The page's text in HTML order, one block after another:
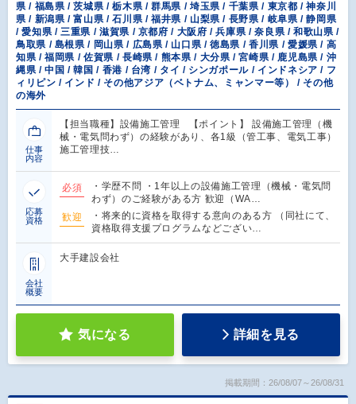
県 / 福島県 / 茨城県 / 栃木県 / 群馬県 / 埼玉県 / 千葉県 / 東京都 / 神奈川
県 / 新潟県 / 富山県 / 石川県 / 福井県 / 山梨県 / 長野県 / 岐阜県 / 静岡県
/ 愛知県 / 三重県 / 滋賀県 / 京都府 / 大阪府 / 兵庫県 / 奈良県 / 和歌山県 /
鳥取県 / 島根県 / 岡山県 / 広島県 / 山口県 / 徳島県 / 香川県 / 愛媛県 / 高
知県 / 福岡県 / 佐賀県 / 長崎県 / 熊本県 / 大分県 / 宮崎県 / 鹿児島県 / 沖
縄県 / 中国 / 韓国 / 香港 / 台湾 / タイ / シンガポール / インドネシア / フ
ィリピン / インド / その他アジア（ベトナム、ミャンマー等） / その他
の海外
仕事
内容
【担当職種】設備施工管理 【ポイント】 設備施工管理（機
械・電気問わず）の経験があり、各1級（管工事、電気工事）
施工管理技…
応募
資格
必須
・学歴不問 ・1年以上の設備施工管理（機械・電気問
わず）のご経験がある方 歓迎（WA…
歓迎
・将来的に資格を取得する意向のある方 （同社にて、
資格取得支援プログラムなどござい…
会社
概要
大手建設会社
気になる 詳細を見る
掲載期間：26/08/07～26/08/31